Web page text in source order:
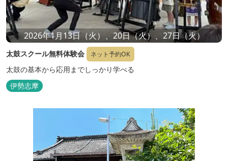
2026年1月13日（火）、20日（火）、27日（火）
太鼓スクール無料体験会 ネット予約OK
太鼓の基本から応用までしっかり学べる
伊勢志摩